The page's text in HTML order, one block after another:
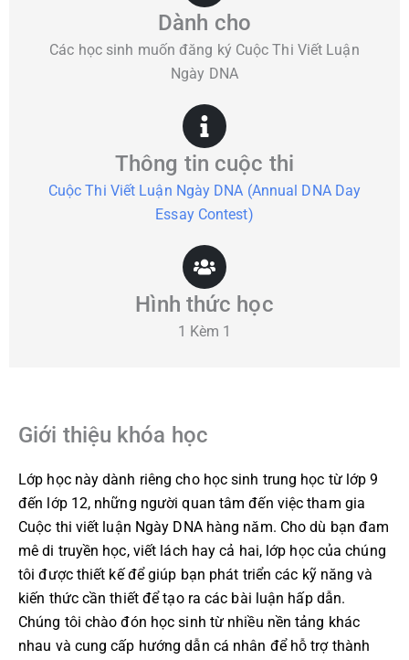
Dành cho
Các học sinh muốn đăng ký Cuộc Thi Viết Luận
Ngày DNA
Thông tin cuộc thi
Cuộc Thi Viết Luận Ngày DNA (Annual DNA Day
Essay Contest)
Hình thức học
1 Kèm 1
Giới thiệu khóa học
Lớp học này dành riêng cho học sinh trung học từ lớp 9
đến lớp 12, những người quan tâm đến việc tham gia
Cuộc thi viết luận Ngày DNA hàng năm. Cho dù bạn đam
mê di truyền học, viết lách hay cả hai, lớp học của chúng
tôi được thiết kế để giúp bạn phát triển các kỹ năng và
kiến thức cần thiết để tạo ra các bài luận hấp dẫn.
Chúng tôi chào đón học sinh từ nhiều nền tảng khác
nhau và cung cấp hướng dẫn cá nhân để hỗ trợ thành